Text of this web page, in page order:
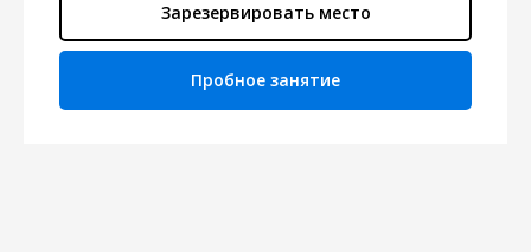
Зарезервировать место
Пробное занятие